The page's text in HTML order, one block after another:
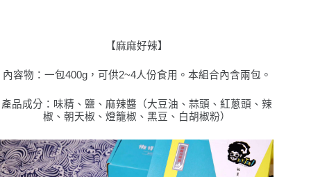
【麻麻好辣】
內容物： ⼀包400g，可供2~4⼈份食⽤ 。本組合內含兩包。
產品成分：味精、鹽、麻辣醬（⼤⾖油、蒜頭、紅蔥頭、辣
椒、朝天椒、燈籠椒、⿊⾖ 、 ⽩胡椒粉）